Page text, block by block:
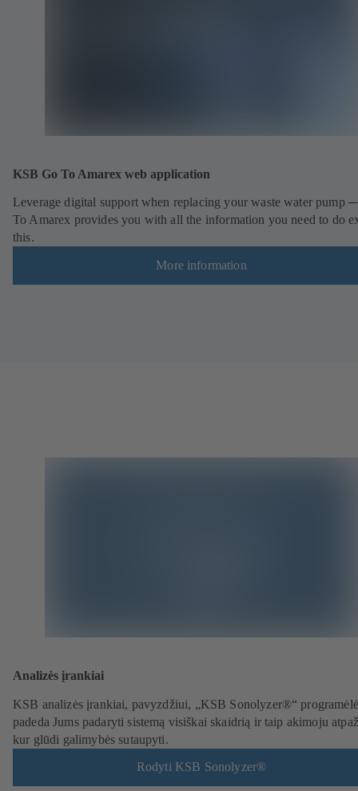
KSB Go To Amarex web application
Leverage digital support when replacing your waste water pump
To Amarex provides you with all the information you need to do
this.
More information
Analizės įrankiai
KSB analizės įrankiai, pavyzdžiui, „KSB Sonolyzer®“
padeda Jums padaryti sistemą visiškai skaidrią ir taip akimoju
kur glūdi galimybės sutaupyti.
Rodyti KSB Sonolyzer®